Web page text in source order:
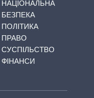
НАЦІОНАЛЬНА
БЕЗПЕКА
ПОЛІТИКА
ПРАВО
СУСПІЛЬСТВО
ФІНАНСИ